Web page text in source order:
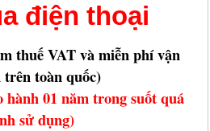
điện thoại
thuế VAT và miễn phí vận
trên toàn quốc)
hành 01 năm trong suốt quá
sử dụng)